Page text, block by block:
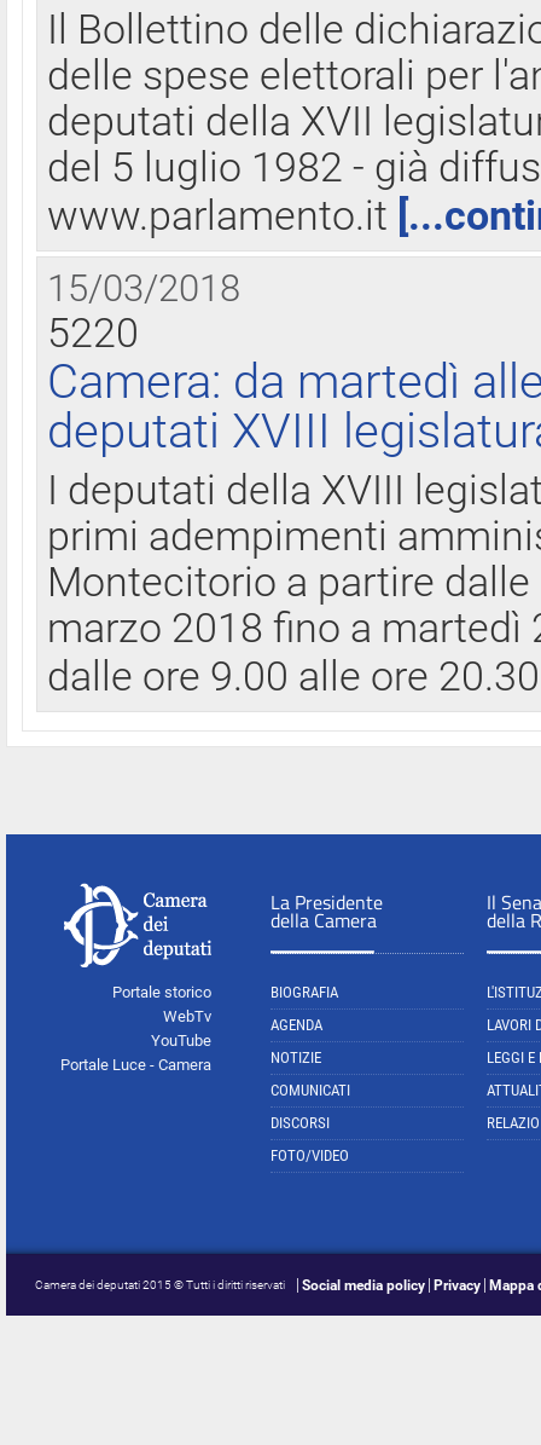
Il Bollettino delle
delle spese elettorali per
deputati della XVII
del 5 luglio 1982 - già
www.parlamento.it
15/03/2018
5220
Camera: da martedì
deputati XVIII
I deputati della XVIII
primi adempimenti
Montecitorio a partire
marzo 2018 fino a
dalle ore 9.00 alle ore
Portale storico
WebTv
YouTube
Portale Luce - Camera
La Presidente
della Camera
BIOGRAFIA
AGENDA
NOTIZIE
COMUNICATI
DISCORSI
FOTO/VIDEO
Il
della
LAVORI
LEGGI E
Camera dei deputati 2015 © Tutti i diritti riservati Social media policy Privacy Mappa